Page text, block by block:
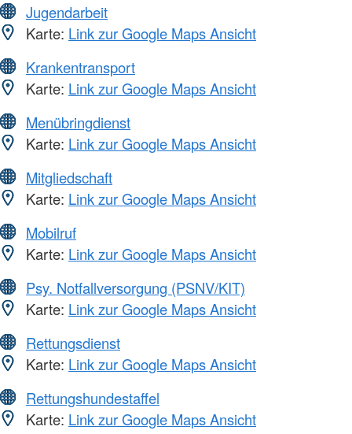
Jugendarbeit
Karte: Link zur Google Maps Ansicht
Krankentransport
Karte: Link zur Google Maps Ansicht
Menübringdienst
Karte: Link zur Google Maps Ansicht
Mitgliedschaft
Karte: Link zur Google Maps Ansicht
Mobilruf
Karte: Link zur Google Maps Ansicht
Psy. Notfallversorgung (PSNV/KIT)
Karte: Link zur Google Maps Ansicht
Rettungsdienst
Karte: Link zur Google Maps Ansicht
Rettungshundestaffel
Karte: Link zur Google Maps Ansicht